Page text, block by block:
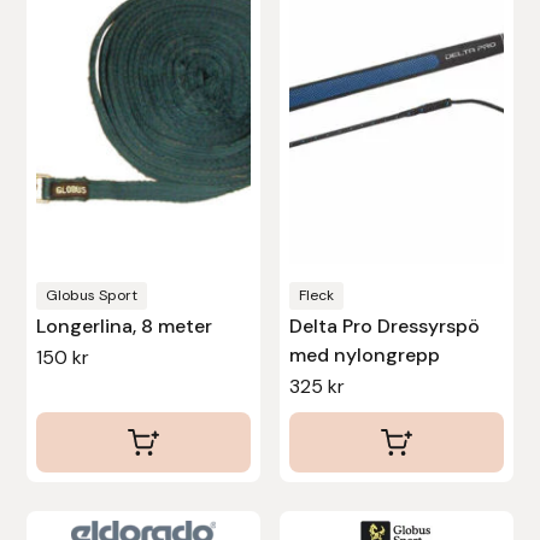
Globus Sport
Longerlina, 8 meter
150kr
Fleck
Delta Pro Dressyrspö
med nylongrepp
325 kr
varianter.
De
olika
produktsidan
Stina Helmersson Bokförlag
Suedwind
Tidningen Ridsport Island
TöltSaga
TOPREITER
Trikem
Tunahaken